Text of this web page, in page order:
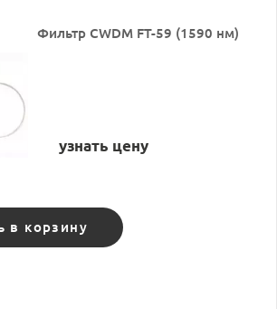
Фильтр CWDM FT-59 (1590 нм)
узнать цену
в корзину